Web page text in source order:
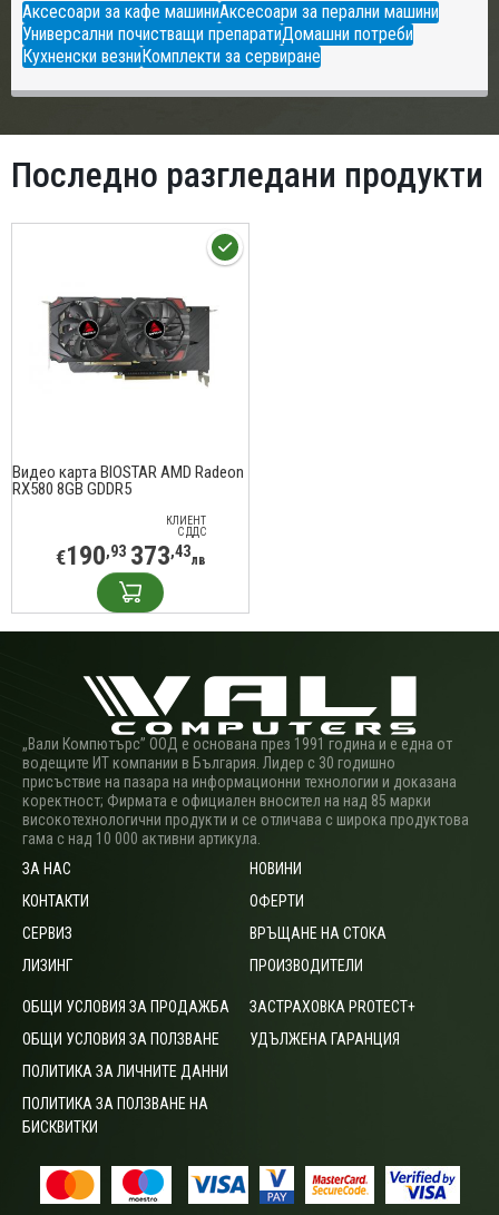
Аксесоари за кафе машиниАксесоари за перални машини
Универсални почистващи препаратиДомашни потреби
Кухненски везниКомплекти за сервиране
Последно разгледани продукти
Видео карта BIOSTAR AMD Radeon
RX580 8GB GDDR5
КЛИЕНТ
С ДДС
€190,93 373,43лв
„Вали Компютърс” ООД е основана през 1991 година и е една от
водещите ИТ компании в България. Лидер с 30 годишно
присъствие на пазара на информационни технологии и доказана
коректност; Фирмата е официален вносител на над 85 марки
високотехнологични продукти и се отличава с широка продуктова
гама с над 10 000 активни артикула.
ЗА НАС
КОНТАКТИ
СЕРВИЗ
ЛИЗИНГ
НОВИНИ
ОФЕРТИ
ВРЪЩАНЕ НА СТОКА
ПРОИЗВОДИТЕЛИ
ОБЩИ УСЛОВИЯ ЗА ПРОДАЖБА
ОБЩИ УСЛОВИЯ ЗА ПОЛЗВАНЕ
ПОЛИТИКА ЗА ЛИЧНИТЕ ДАННИ
ПОЛИТИКА ЗА ПОЛЗВАНЕ НА
БИСКВИТКИ
ЗАСТРАХОВКА PROTECT+
УДЪЛЖЕНА ГАРАНЦИЯ